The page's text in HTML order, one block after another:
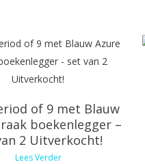
€49.99
of 9 met Blauw
boekenlegger –
2 Uitverkocht!
Lees Verder
€ 18.99